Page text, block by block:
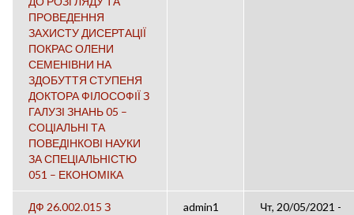
ПРОВЕДЕННЯ
ЗАХИСТУ ДИСЕРТАЦІЇ
ПОКРАС ОЛЕНИ
СЕМЕНІВНИ НА
ЗДОБУТТЯ СТУПЕНЯ
ДОКТОРА ФІЛОСОФІЇ З
ГАЛУЗІ ЗНАНЬ 05 –
СОЦІАЛЬНІ ТА
ПОВЕДІНКОВІ НАУКИ
ЗА СПЕЦІАЛЬНІСТЮ
051 – ЕКОНОМІКА
ДФ 26.002.015 З
admin1
Чт, 20/05/2021 -